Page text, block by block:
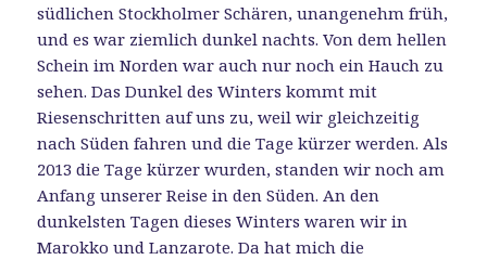
südlichen Stockholmer Schären, unangenehm früh,
und es war ziemlich dunkel nachts. Von dem hellen
Schein im Norden war auch nur noch ein Hauch zu
sehen. Das Dunkel des Winters kommt mit
Riesenschritten auf uns zu, weil wir gleichzeitig
nach Süden fahren und die Tage kürzer werden. Als
2013 die Tage kürzer wurden, standen wir noch am
Anfang unserer Reise in den Süden. An den
dunkelsten Tagen dieses Winters waren wir in
Marokko und Lanzarote. Da hat mich die